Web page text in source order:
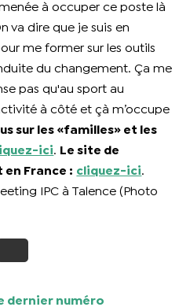
à occuper ce poste là
va dire que je suis en
me former sur les outils
du changement. Ça me
pas qu'au sport au
à côté et çà m’occupe
sur les «familles» et les
ici.
Le site de
en France : cliquez-ici.
IPC à Talence (Photo
dernier numéro